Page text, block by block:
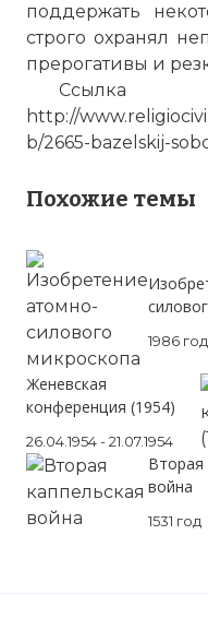
поддержать
строго охранял
прерогативы и
Ссылка
http://
b/2665-bazelskij-
Похожие темы
1986 год
Женевская
конференция (1954)
26.04.1954 - 21.07.1954
Вторая
война
1531 год
гуситами и
Восточной
собор стал
за верховную
Фото статьи: